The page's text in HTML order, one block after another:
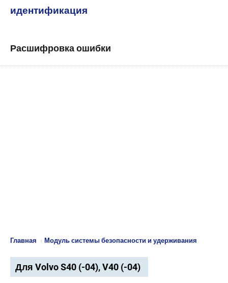
идентификация
Расшифровка ошибки
Главная › Модуль системы безопасности и удерживания
Для Volvo S40 (-04), V40 (-04)